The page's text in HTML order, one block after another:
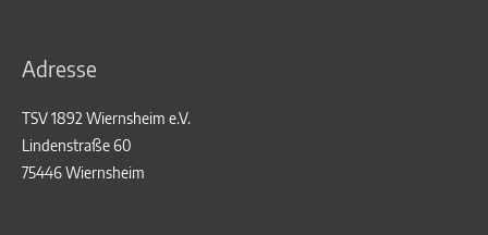
Adresse
TSV 1892 Wiernsheim e.V.
Lindenstraße 60
75446 Wiernsheim